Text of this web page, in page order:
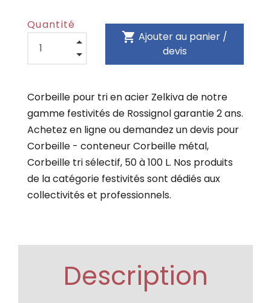
Quantité
shopping_cart Ajouter au panier /
devis
Corbeille pour tri en acier Zelkiva de notre
gamme festivités de Rossignol garantie 2 ans.
Achetez en ligne ou demandez un devis pour
Corbeille - conteneur Corbeille métal,
Corbeille tri sélectif, 50 à 100 L. Nos produits
de la catégorie festivités sont dédiés aux
collectivités et professionnels.
Description